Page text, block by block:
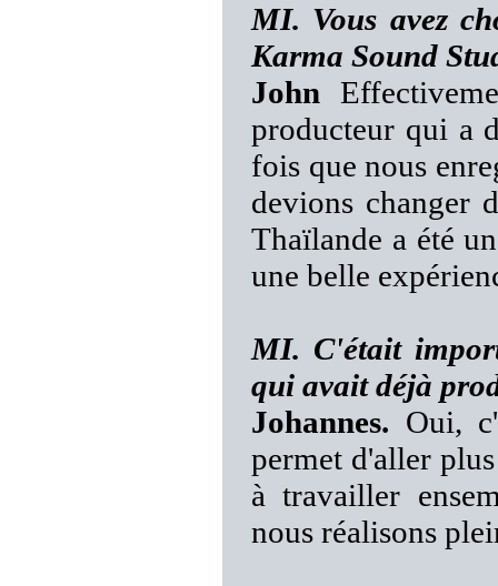
MI. Vous avez
Karma Sound
John
producteur qui a
fois que nous
devions changer
Thaïlande a été
une belle
MI. C'était
qui avait déjà
Johannes. Oui,
permet d'aller
à travailler
nous réalisons